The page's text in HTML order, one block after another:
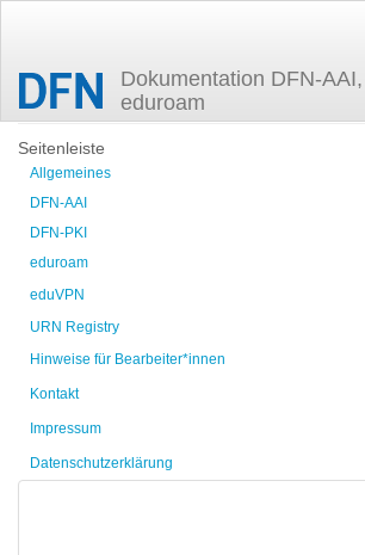
Dokumentation DFN-
eduroam
Zuletzt angesehen
Seitenleiste
Allgemeines
DFN-AAI
DFN-PKI
eduroam
eduVPN
URN Registry
Hinweise für Bearbeiter*innen
Kontakt
Impressum
Datenschutzerklärung